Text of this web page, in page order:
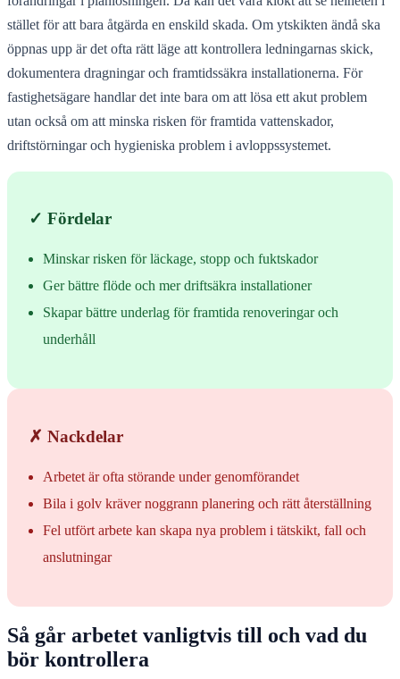
stället för att bara åtgärda en enskild skada. Om ytskikten ändå ska
öppnas upp är det ofta rätt läge att kontrollera ledningarnas skick,
dokumentera dragningar och framtidssäkra installationerna. För
fastighetsägare handlar det inte bara om att lösa ett akut problem
utan också om att minska risken för framtida vattenskador,
driftstörningar och hygieniska problem i avloppssystemet.
✓ Fördelar
Minskar risken för läckage, stopp och fuktskador
Ger bättre flöde och mer driftsäkra installationer
Skapar bättre underlag för framtida renoveringar och
underhåll
✗ Nackdelar
Arbetet är ofta störande under genomförandet
Bila i golv kräver noggrann planering och rätt återställning
Fel utfört arbete kan skapa nya problem i tätskikt, fall och
anslutningar
Så går arbetet vanligtvis till och vad du
bör kontrollera